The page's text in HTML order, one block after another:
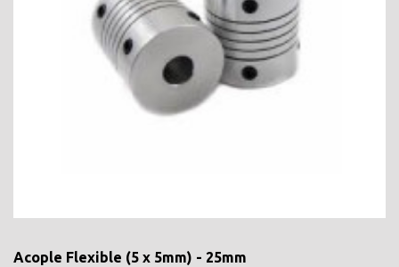
Acople Flexible (5 x 5mm) - 25mm